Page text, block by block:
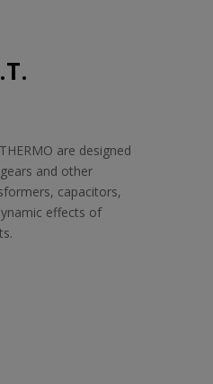
are designed
and other
capacitors,
effects of